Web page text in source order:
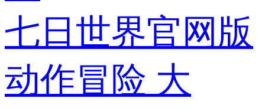
七日世界官网版
动作冒险 大